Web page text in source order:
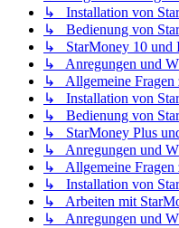
↳ Installation von
↳ Bedienung von
↳ StarMoney 10 und
↳ Anregungen und
↳ Allgemeine Fragen
↳ Installation von
↳ Bedienung von
↳ StarMoney Plus
↳ Anregungen und
↳ Allgemeine Fragen
↳ Installation von
↳ Arbeiten mit
↳ Anregungen und